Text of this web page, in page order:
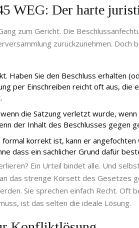
WEG: Der harte
zum Gericht. Die
zurückzunehmen. Doch
Haben Sie den Beschluss erhalten
per Einschreiben reicht oft aus, die
wenn die Satzung verletzt wurde,
der Inhalt des Beschlusses gegen
formal korrekt ist, kann er
dass ein sachlicher Grund dafür
Ein Urteil bindet alle. Und
das strenge Korsett des Gesetzes
Sie sprechen einfach Recht. Oft
ist das selten die ideale Lösung.